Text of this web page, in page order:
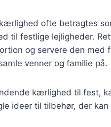
ofte betragtes
til festlige lejligheder.
og servere den
venner og familie på.
kærlighed til fest,
ideer til tilbehør, der